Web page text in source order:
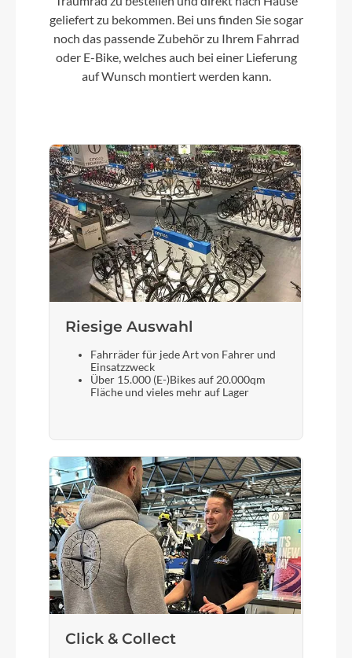
geliefert zu bekommen. Bei uns finden Sie sogar
noch das passende Zubehör zu Ihrem Fahrrad
oder E-Bike, welches auch bei einer Lieferung
auf Wunsch montiert werden kann.
Riesige Auswahl
Fahrräder für jede Art von Fahrer und
Einsatzzweck
Über 15.000 (E-)Bikes auf 20.000qm
Fläche und vieles mehr auf Lager
Click & Collect